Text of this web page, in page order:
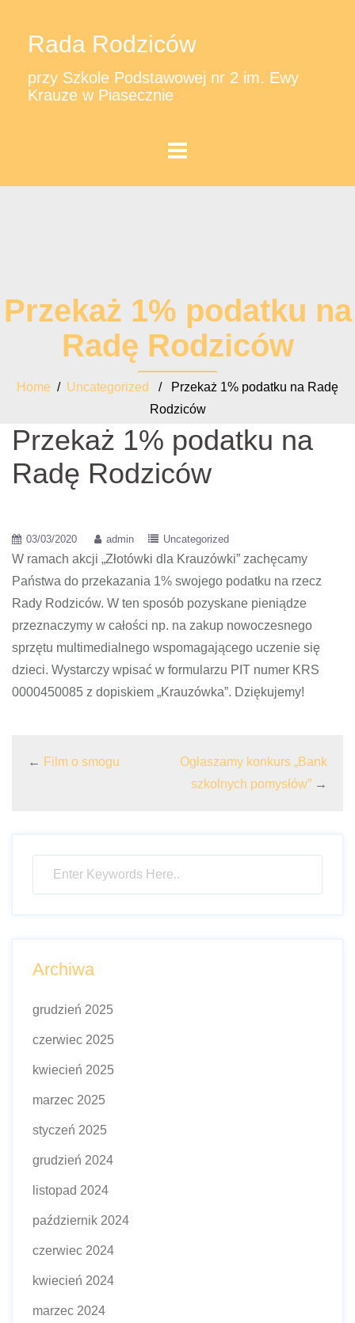
Rada Rodziców
przy Szkole Podstawowej nr 2 im. Ewy
Krauze w Piasecznie
Przekaż 1% podatku na
Radę Rodziców
Home / Uncategorized
/ Przekaż 1% podatku na Radę
Rodziców
Przekaż 1% podatku na
Radę Rodziców
03/03/2020 admin Uncategorized
W ramach akcji „Złotówki dla Krauzówki” zachęcamy
Państwa do przekazania 1% swojego podatku na rzecz
Rady Rodziców. W ten sposób pozyskane pieniądze
przeznaczymy w całości np. na zakup nowoczesnego
sprzętu multimedialnego wspomagającego uczenie się
dzieci. Wystarczy wpisać w formularzu PIT numer KRS
0000450085 z dopiskiem „Krauzówka”. Dziękujemy!
← Film o smogu
Ogłaszamy konkurs „Bank
szkolnych pomysłów” →
Archiwa
grudzień 2025
czerwiec 2025
kwiecień 2025
marzec 2025
styczeń 2025
grudzień 2024
listopad 2024
październik 2024
czerwiec 2024
kwiecień 2024
marzec 2024